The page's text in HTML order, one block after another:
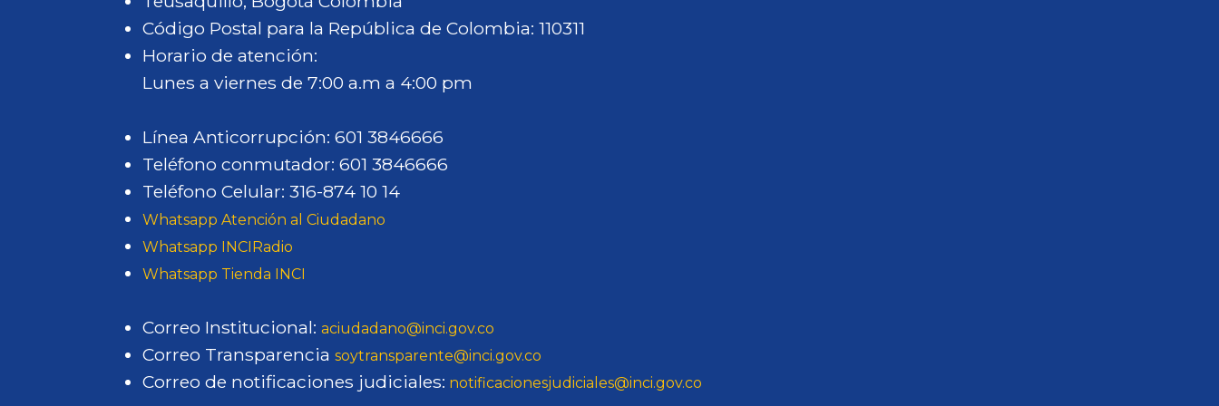
Código Postal para la República de Colombia: 110311
Horario de atención:
Lunes a viernes de 7:00 a.m a 4:00 pm
Línea Anticorrupción: 601 3846666
Teléfono conmutador: 601 3846666
Teléfono Celular: 316-874 10 14
Whatsapp Atención al Ciudadano
Whatsapp INCIRadio
Whatsapp Tienda INCI
Correo Institucional: aciudadano@inci.gov.co
Correo Transparencia soytransparente@inci.gov.co
Correo de notificaciones judiciales: notificacionesjudiciales@inci.gov.co